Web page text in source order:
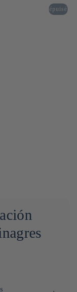
épuisé